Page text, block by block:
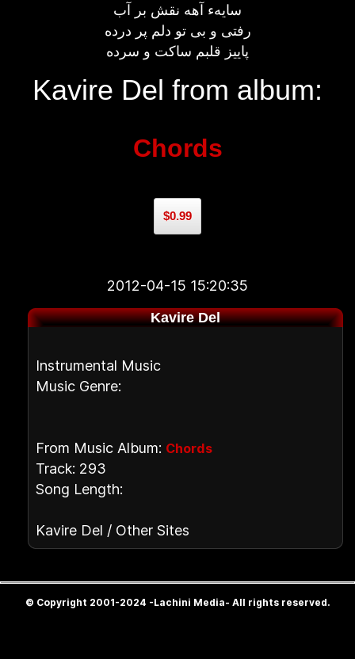
سایهء آهه نقش بر آب
رفتی و بی تو دلم پر درده
پاییز قلبم ساکت و سرده
Kavire Del from album:
Chords
$0.99
2012-04-15 15:20:35
Kavire Del
Instrumental Music
Music Genre:
From Music Album: Chords
Track: 293
Song Length:
Kavire Del / Other Sites
© Copyright 2001-2024 -Lachini Media- All rights reserved.